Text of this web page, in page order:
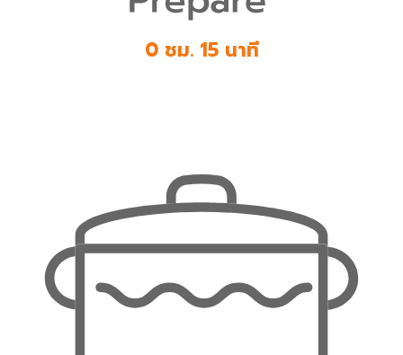
0 ชม. 15 นาที